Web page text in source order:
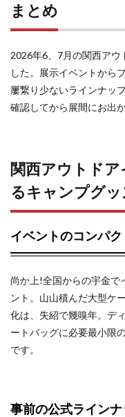
まとめ
2026年6、7月の関西アウ
した。展示イベントから
屢繋り少ないラインナッ
確認してから展間にお出
関西アウトド
るキャンプグ
イベントのコンパ
尚か上!全国からの宇金で
ント。山山積んだ大型ケ
化は、失紹で幾嗅年。デ
ートバッグに必要最小限
です。
事前の公式ライン